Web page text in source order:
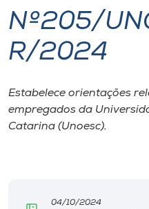
I.nova
Cultura
Nº205/
R/2024
Estabelece orientações
empregados da
Catarina (Unoesc).
04/10/2024